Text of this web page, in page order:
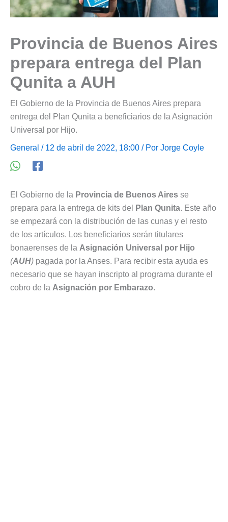
Provincia de Buenos Aires
prepara entrega del Plan
Qunita a AUH
El Gobierno de la Provincia de Buenos Aires prepara
entrega del Plan Qunita a beneficiarios de la Asignación
Universal por Hijo.
General / 12 de abril de 2022, 18:00 / Por Jorge Coyle
El Gobierno de la Provincia de Buenos Aires se
prepara para la entrega de kits del
Plan Qunita. Este año
se empezará con la distribución de las cunas y el resto
de los artículos. Los beneficiarios serán titulares
bonaerenses de la Asignación Universal por Hijo
(AUH) pagada por la Anses. Para recibir esta ayuda es
necesario que se hayan inscripto al programa durante el
cobro de la Asignación por Embarazo.